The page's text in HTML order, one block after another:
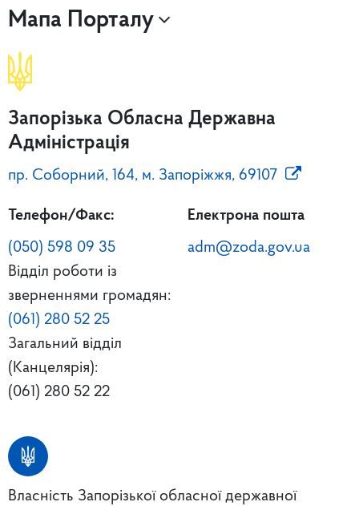
Мапа Порталу
Запорізька Обласна Державна
Адміністрація
пр. Соборний, 164, м. Запоріжжя, 69107
Телефон/Факс:
(050) 598 09 35
Відділ роботи із
зверненнями громадян:
(061) 280 52 25
Загальний відділ
(Канцелярія):
(061) 280 52 22
Електрона пошта
adm@zoda.gov.ua
Власність Запорізької обласної державної